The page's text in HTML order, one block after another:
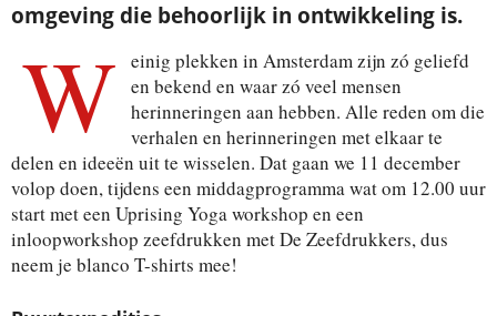
omgeving die behoorlijk in ontwikkeling is.
W
einig plekken in Amsterdam zijn zó geliefd
en bekend en waar zó veel mensen
herinneringen aan hebben. Alle reden om die
verhalen en herinneringen met elkaar te
delen en ideeën uit te wisselen. Dat gaan we 11 december
volop doen, tijdens een middagprogramma wat om 12.00 uur
start met een Uprising Yoga workshop en een
inloopworkshop zeefdrukken met De Zeefdrukkers, dus
neem je blanco T-shirts mee!